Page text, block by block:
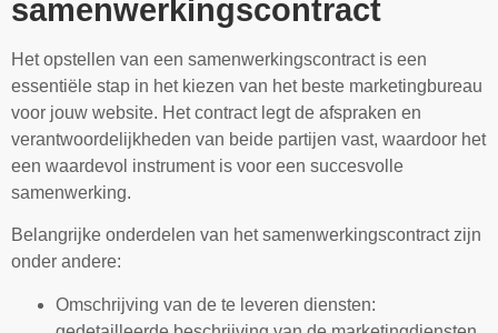
samenwerkingscontract
Het opstellen van een samenwerkingscontract is een
essentiële stap in het kiezen van het beste marketingbureau
voor jouw website. Het contract legt de afspraken en
verantwoordelijkheden van beide partijen vast, waardoor het
een waardevol instrument is voor een succesvolle
samenwerking.
Belangrijke onderdelen van het samenwerkingscontract zijn
onder andere:
Omschrijving van de te leveren diensten: